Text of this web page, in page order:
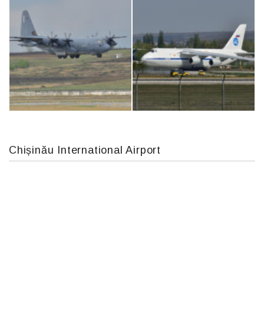
IL76, RA-78844
Chișinău International Airport